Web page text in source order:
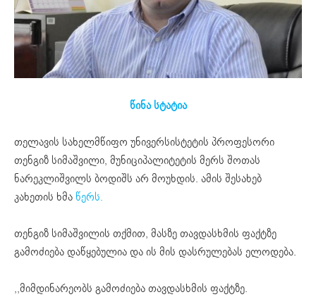
წინა სტატია
თელავის სახელმწიფო უნივერსისტეტის პროფესორი
თენგიზ სიმაშვილი, მუნიციპალიტეტის მერს შოთას
ნარეკლიშვილს ბოდიშს არ მოუხდის. ამის შესახებ
კახეთის ხმა წერს.
თენგიზ სიმაშვილის თქმით, მასზე თავდასხმის ფაქტზე
გამოძიება დაწყებულია და ის მის დასრულებას ელოდება.
,,მიმდინარეობს გამოძიება თავდასხმის ფაქტზე.